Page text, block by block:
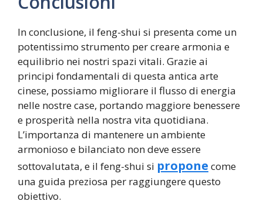
In conclusione, il feng-shui si presenta come un
potentissimo strumento per creare armonia e
equilibrio nei nostri spazi vitali. Grazie ai
principi fondamentali di questa antica arte
cinese, possiamo migliorare il flusso di energia
nelle nostre case, portando maggiore benessere
e prosperità nella nostra vita quotidiana.
L’importanza di mantenere un ambiente
armonioso e bilanciato non deve essere
sottovalutata, e il feng-shui si propone come
una guida preziosa per raggiungere questo
obiettivo.